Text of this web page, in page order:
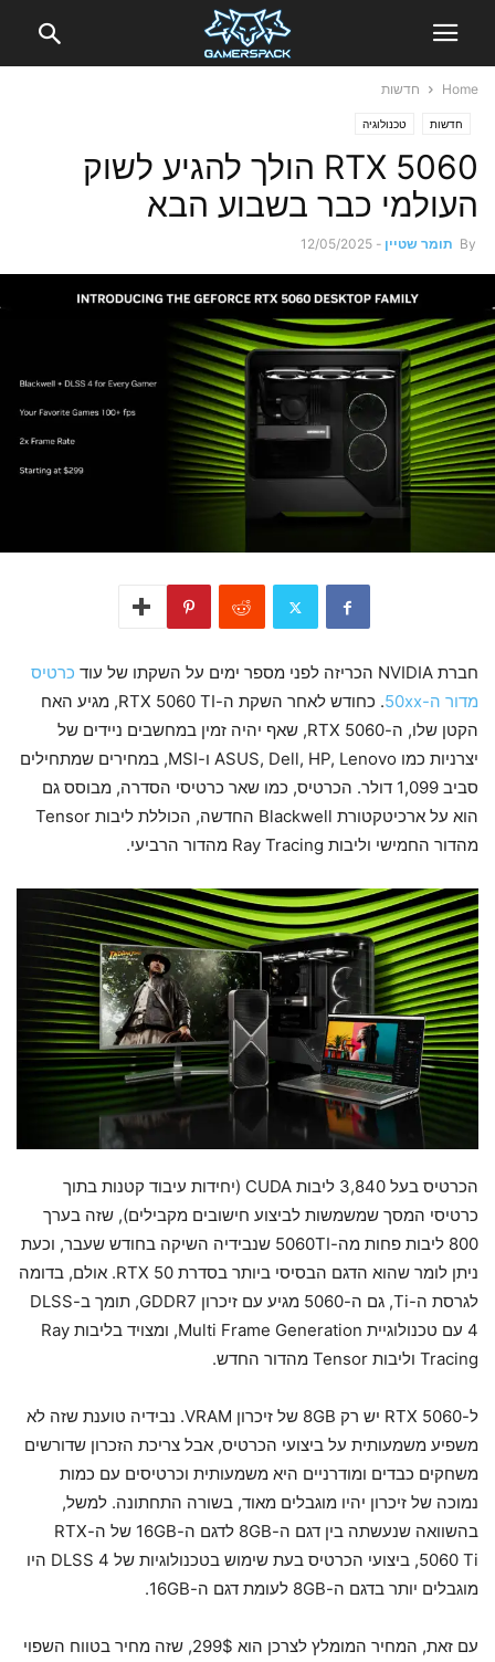
Home חדשות
חדשות טכנולוגיה
RTX 5060 הולך להגיע לשוק
העולמי כבר בשבוע הבא
By תומר שטיין -
12/05/2025
חברת NVIDIA הכריזה לפני מספר ימים על השקתו של עוד
כרטיס
מדור ה-50xx
. כחודש לאחר השקת ה-RTX 5060 TI, מגיע האח
הקטן שלו, ה-RTX 5060, שאף יהיה זמין במחשבים ניידים של
יצרניות כמו ASUS, Dell, HP, Lenovo ו-MSI, במחירים שמתחילים
סביב 1,099 דולר. הכרטיס, כמו שאר כרטיסי הסדרה, מבוסס גם
הוא על ארכיטקטורת Blackwell החדשה, הכוללת ליבות Tensor
מהדור החמישי וליבות Ray Tracing מהדור הרביעי.
הכרטיס בעל 3,840 ליבות CUDA (יחידות עיבוד קטנות בתוך
כרטיסי המסך שמשמשות לביצוע חישובים מקבילים), שזה בערך
800 ליבות פחות מה-5060TI שנבידיה השיקה בחודש שעבר, וכעת
ניתן לומר שהוא הדגם הבסיסי ביותר בסדרת RTX 50. אולם, בדומה
לגרסת ה-Ti, גם ה-5060 מגיע עם זיכרון GDDR7, תומך ב-DLSS
4 עם טכנולוגיית Multi Frame Generation, ומצויד בליבות Ray
Tracing וליבות Tensor מהדור החדש.
ל-RTX 5060 יש רק 8GB של זיכרון VRAM. נבידיה טוענת שזה לא
משפיע משמעותית על ביצועי הכרטיס, אבל צריכת הזכרון שדורשים
משחקים כבדים ומודרניים היא משמעותית וכרטיסים עם כמות
נמוכה של זיכרון יהיו מוגבלים מאוד, בשורה התחתונה. למשל,
בהשוואה שנעשתה בין דגם ה-8GB לדגם ה-16GB של ה-RTX
5060 Ti, ביצועי הכרטיס בעת שימוש בטכנולוגיות של DLSS 4 היו
מוגבלים יותר בדגם ה-8GB לעומת דגם ה-16GB.
עם זאת, המחיר המומלץ לצרכן הוא 299$, שזה מחיר בטווח השפוי